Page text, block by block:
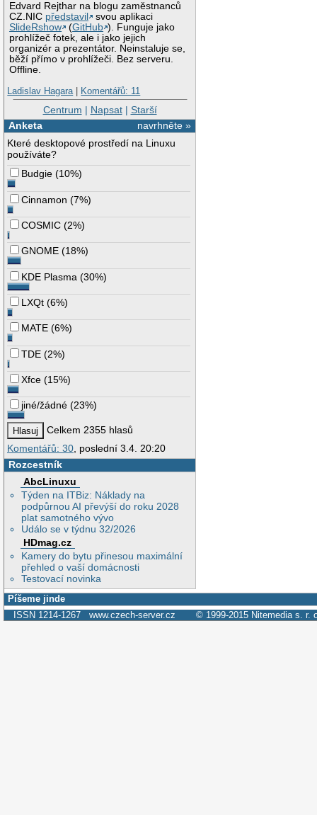
Edvard Rejthar na blogu zaměstnanců
CZ.NIC představil
svou aplikaci
SlideRshow
(GitHub ). Funguje jako
prohlížeč fotek, ale i jako jejich
organizér a prezentátor. Neinstaluje se,
běží přímo v prohlížeči. Bez serveru.
Offline.
Ladislav Hagara| Komentářů: 11
Centrum | Napsat| Starší
navrhněte »
Anketa
Které desktopové prostředí na Linuxu
používáte?
Budgie (10%)
Cinnamon (7%)
COSMIC (2%)
GNOME (18%)
KDE Plasma (30%)
LXQt (6%)
MATE (6%)
TDE (2%)
Xfce (15%)
jiné/žádné (23%)
Celkem 2355 hlasů
Komentářů: 30 , poslední 3.4. 20:20
Rozcestník
AbcLinuxu
Týden na ITBiz: Náklady na
podpůrnou AI převýší do roku 2028
plat samotného vývo
Událo se v týdnu 32/2026
HDmag.cz
Kamery do bytu přinesou maximální
přehled o vaší domácnosti
Testovací novinka
Píšeme jinde
ISSN 1214-1267 www.czech-server.cz © 1999-2015 Nitemedia s. r.